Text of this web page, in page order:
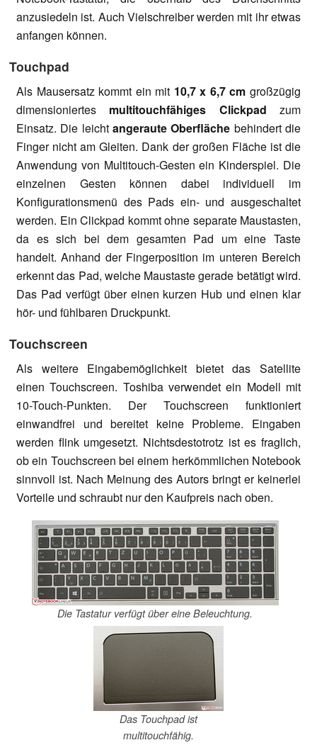
anzusiedeln ist. Auch Vielschreiber werden mit ihr etwas
anfangen können.
Touchpad
Als Mausersatz kommt ein mit 10,7 x 6,7 cm großzügig
dimensioniertes multitouchfähiges Clickpad zum
Einsatz. Die leicht angeraute Oberfläche behindert die
Finger nicht am Gleiten. Dank der großen Fläche ist die
Anwendung von Multitouch-Gesten ein Kinderspiel. Die
einzelnen Gesten können dabei individuell im
Konfigurationsmenü des Pads ein- und ausgeschaltet
werden. Ein Clickpad kommt ohne separate Maustasten,
da es sich bei dem gesamten Pad um eine Taste
handelt. Anhand der Fingerposition im unteren Bereich
erkennt das Pad, welche Maustaste gerade betätigt wird.
Das Pad verfügt über einen kurzen Hub und einen klar
hör- und fühlbaren Druckpunkt.
Touchscreen
Als weitere Eingabemöglichkeit bietet das Satellite
einen Touchscreen. Toshiba verwendet ein Modell mit
10-Touch-Punkten. Der Touchscreen funktioniert
einwandfrei und bereitet keine Probleme. Eingaben
werden flink umgesetzt. Nichtsdestotrotz ist es fraglich,
ob ein Touchscreen bei einem herkömmlichen Notebook
sinnvoll ist. Nach Meinung des Autors bringt er keinerlei
Vorteile und schraubt nur den Kaufpreis nach oben.
Die Tastatur verfügt über eine Beleuchtung.
Das Touchpad ist
multitouchfähig.